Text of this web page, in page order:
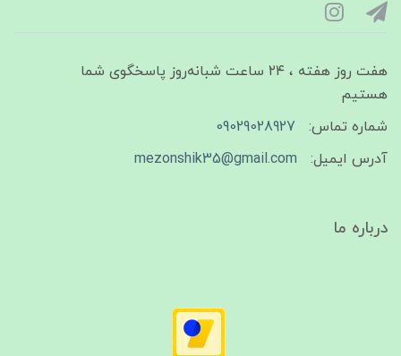
هفت روز هفته ، ۲۴ ساعت شبانه‌روز پاسخگوی شما
هستیم
شماره تماس:
09029028927
آدرس ایمیل:
mezonshik35@gmail.com
درباره ما